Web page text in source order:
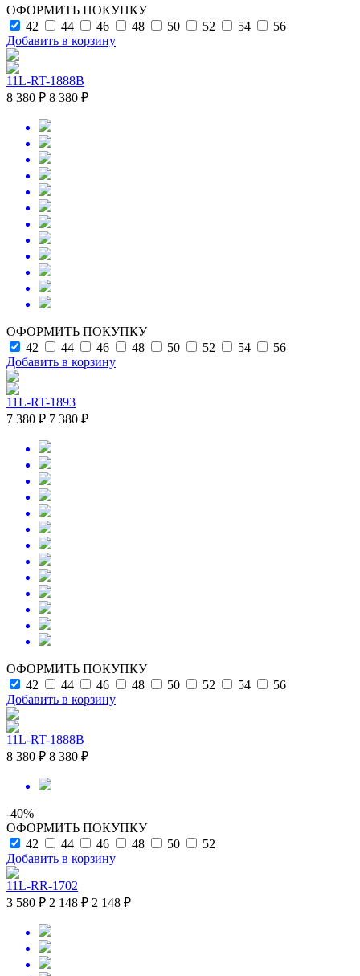
ОФОРМИТЬ ПОКУПКУ
42
44 46 48 50 52 54
56
Добавить в корзину
11L-RT-1888B
8 380 ₽ 8 380 ₽
ОФОРМИТЬ ПОКУПКУ
42
44 46 48 50 52 54
56
Добавить в корзину
11L-RT-1893
7 380 ₽ 7 380 ₽
ОФОРМИТЬ ПОКУПКУ
42
44 46 48 50 52 54
56
Добавить в корзину
11L-RT-1888B
8 380 ₽ 8 380 ₽
-40%
ОФОРМИТЬ ПОКУПКУ
42
44 46 48 50
52
Добавить в корзину
11L-RR-1702
3 580 ₽ 2 148 ₽ 2 148 ₽